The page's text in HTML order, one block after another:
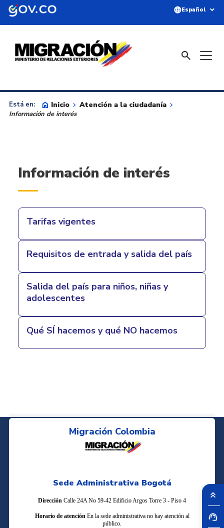
Saltar al contenido principal
languageEspañol expand_more
search
Está en: home Inicio keyboard_arrow_right Atención a la ciudadanía keyboard_arrow_right
Información de interés
Información de interés
Tarifas vigentes
Requisitos de entrada y salida del país
Salida del país para niños, niñas y
adolescentes
Qué SÍ hacemos y qué NO hacemos
Migración Colombia
Sede Administrativa Bogotá
Dirección Calle 24A No 59-42 Edificio Argos Torre 3 - Piso 4
Horario de atención En la sede administrativa no hay atención al
público.